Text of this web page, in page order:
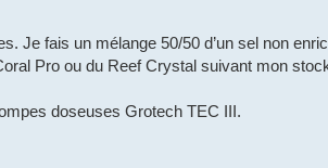
Je fais un mélange 50/50 d’un sel non
Pro ou du Reef Crystal suivant mon
doseuses Grotech TEC III.